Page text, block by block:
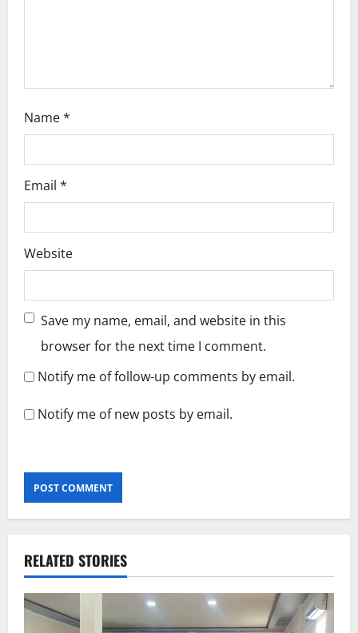
Name*
Email *
Website
Save my name, email, and website in this
browser for the next time I comment.
Notify me of follow-up comments by email.
Notify me of new posts by email.
RELATED STORIES